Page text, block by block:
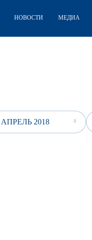
НОВОСТИ МЕДИА
АПРЕЛЬ 2018